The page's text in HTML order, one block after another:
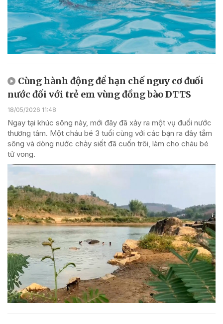
Cùng hành động để hạn chế nguy cơ đuối
nước đối với trẻ em vùng đồng bào DTTS
18/05/2026 11:48
Ngay tại khúc sông này, mới đây đã xảy ra một vụ đuối nước
thương tâm. Một cháu bé 3 tuổi cùng với các bạn ra đây tắm
sông và dòng nước chảy siết đã cuốn trôi, làm cho cháu bé
tử vong.